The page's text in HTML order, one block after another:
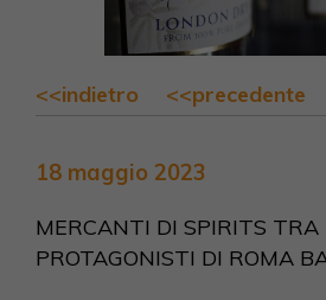
<<indietro <<precedente
18 maggio 2023
MERCANTI DI SPIRITS TRA
PROTAGONISTI DI ROMA